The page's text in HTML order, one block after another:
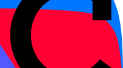
а 最 выделяет самый